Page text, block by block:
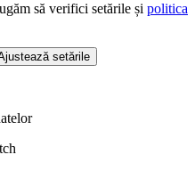
să verifici setările și politica
setările